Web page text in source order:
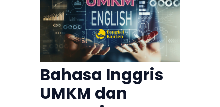
Bahasa Inggris
UMKM dan